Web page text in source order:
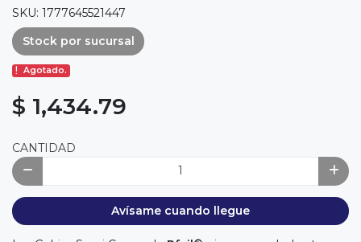
SKU: 1777645521447
Stock por sucursal
Agotado.
$ 1,434.79
CANTIDAD
Avísame cuando llegue